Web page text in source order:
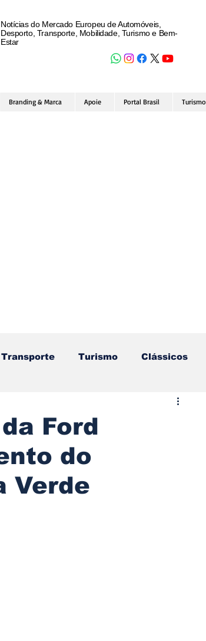
Notícias do Mercado Europeu de Automóveis,
Desporto, Transporte, Mobilidade, Turismo e Bem-
Estar
Branding & Marca Apoie Portal Brasil Turismo
Transporte Turismo Clássicos
Testes e Comparativos
Videojogos/Tecnologia
Ford
do
Verde